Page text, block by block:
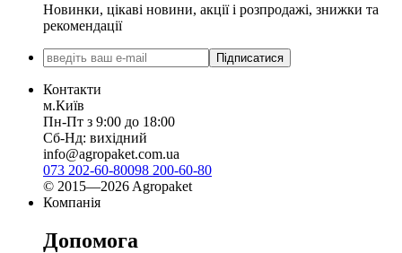
Новинки, цікаві новини, акції і розпродажі, знижки та
рекомендації
Підписатися
Контакти
м.Київ
Пн-Пт з 9:00 до 18:00
Сб-Нд: вихідний
info@agropaket.com.ua
073 202-60-80098 200-60-80
© 2015—2026 Agropaket
Компанія
Допомога